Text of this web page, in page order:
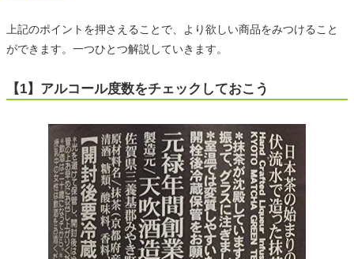
上記のポイントを押さえることで、より欲しい商品をみつけること
ができます。一つひとつ解説していきます。
【1】アルコール度数をチェックしておこう